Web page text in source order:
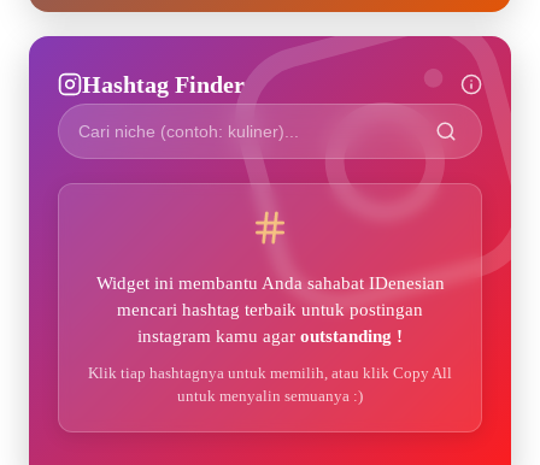
Hashtag Finder
Widget ini membantu Anda sahabat IDenesian
mencari hashtag terbaik untuk postingan
instagram kamu agar outstanding !
Klik tiap hashtagnya untuk memilih, atau klik Copy All
untuk menyalin semuanya :)